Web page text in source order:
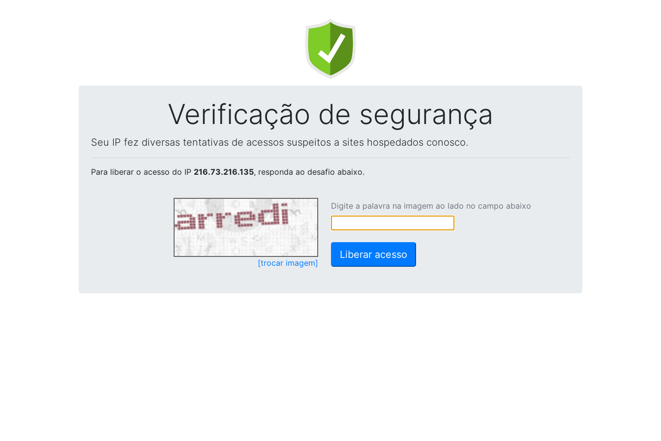
Verificação de segurança
Seu IP fez diversas tentativas de acessos suspeitos a sites hospedados conosco.
Para liberar o acesso do IP 216.73.216.135, responda ao desafio abaixo.
[trocar imagem]
Digite a palavra na imagem ao lado no campo abaixo